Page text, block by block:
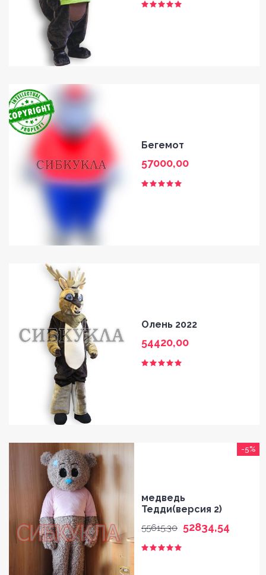
Бегемот
57000,00
Олень 2022
54420,00
-5%
медведь
Тедди(версия 2)
55615,30 52834,54